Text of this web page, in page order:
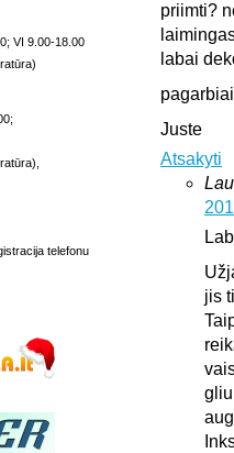
VI 9.00-18.00
telefonu
priimti?
labai
Juste
Atsakyti
jis